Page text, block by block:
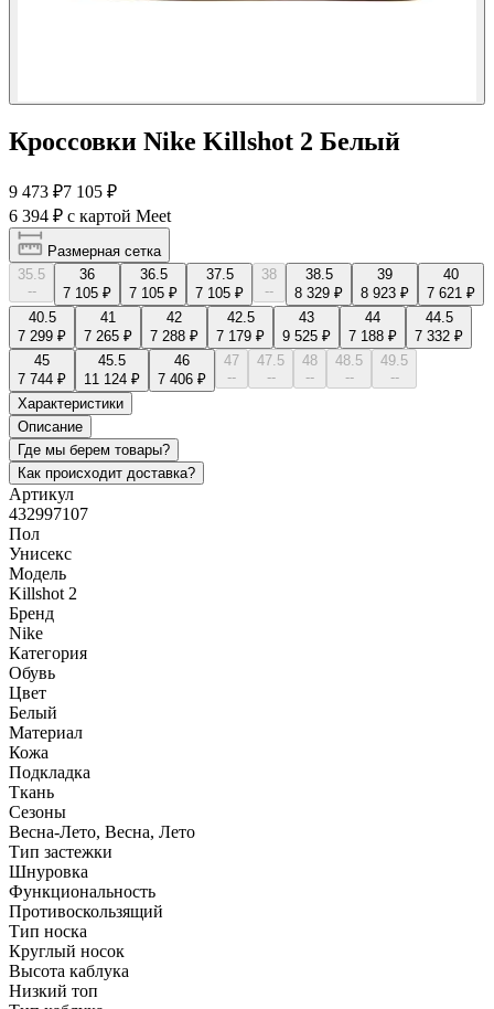
Кроссовки Nike Killshot 2 Белый
9 473 ₽7 105 ₽
6 394 ₽ с картой Meet
Размерная сетка
35.5
--
36
7 105 ₽
36.5
7 105 ₽
37.5
7 105 ₽
38
--
38.5
8 329 ₽
39
8 923 ₽
40
7 621 ₽
40.5
7 299 ₽
41
7 265 ₽
42
7 288 ₽
42.5
7 179 ₽
43
9 525 ₽
44
7 188 ₽
44.5
7 332 ₽
45
7 744 ₽
45.5
11 124 ₽
46
7 406 ₽
47
--
47.5
--
48
--
48.5
--
49.5
--
Характеристики
Описание
Где мы берем товары?
Как происходит доставка?
Артикул
432997107
Пол
Унисекс
Модель
Killshot 2
Бренд
Nike
Категория
Обувь
Цвет
Белый
Материал
Кожа
Подкладка
Ткань
Сезоны
Весна-Лето, Весна, Лето
Тип застежки
Шнуровка
Функциональность
Противоскользящий
Тип носка
Круглый носок
Высота каблука
Низкий топ